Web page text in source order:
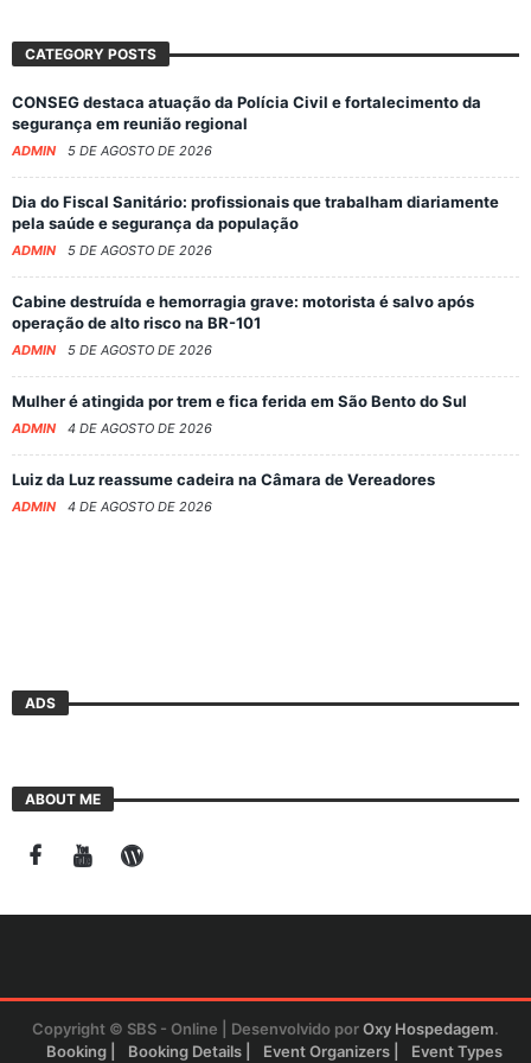
CATEGORY POSTS
CONSEG destaca atuação da Polícia Civil e fortalecimento da
segurança em reunião regional
ADMIN 5 DE AGOSTO DE 2026
Dia do Fiscal Sanitário: profissionais que trabalham diariamente
pela saúde e segurança da população
ADMIN 5 DE AGOSTO DE 2026
Cabine destruída e hemorragia grave: motorista é salvo após
operação de alto risco na BR-101
ADMIN 5 DE AGOSTO DE 2026
Mulher é atingida por trem e fica ferida em São Bento do Sul
ADMIN 4 DE AGOSTO DE 2026
Luiz da Luz reassume cadeira na Câmara de Vereadores
ADMIN 4 DE AGOSTO DE 2026
ADS
ABOUT ME
Copyright © SBS - Online | Desenvolvido porOxy Hospedagem.
Booking
Booking Details Event Organizers Event Types